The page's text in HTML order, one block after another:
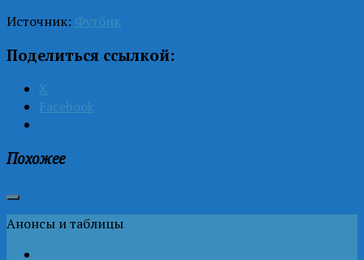
Источник: Футбик
Поделиться ссылкой:
X
Facebook
Похожее
Анонсы и таблицы